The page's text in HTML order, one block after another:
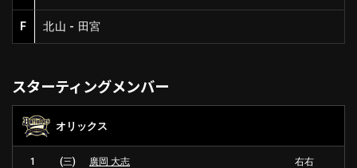
F 北山 - 田宮
スターティングメンバー
オリックス
1 (三) 廣岡 大志
右右